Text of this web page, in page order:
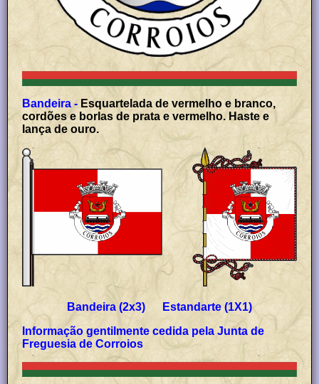
Bandeira - Esquartelada de vermelho e branco,
cordões e borlas de prata e vermelho. Haste e
lança de ouro.
Bandeira (2x3) Estandarte (1X1)
Informação gentilmente cedida pelaJunta de
Freguesia de Corroios